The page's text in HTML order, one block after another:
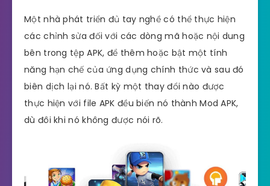
Một nhà phát triển đủ tay nghề có thể thực hiện
các chỉnh sửa đối với các dòng mã hoặc nội dung
bên trong tệp APK, để thêm hoặc bật một tính
năng hạn chế của ứng dụng chính thức và sau đó
biên dịch lại nó. Bất kỳ một thay đổi nào được
thực hiện với file APK đều biến nó thành Mod APK,
dù đôi khi nó không được nói rõ.